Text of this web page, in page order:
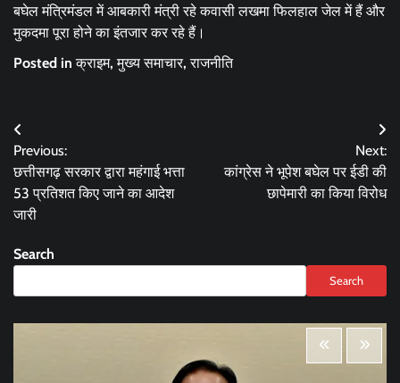
बघेल मंत्रिमंडल में आबकारी मंत्री रहे कवासी लखमा फिलहाल जेल में हैं और
मुकदमा पूरा होने का इंतजार कर रहे हैं।
Posted inक्राइम,मुख्य समाचार,राजनीति
Post
navigation
Previous:
छत्तीसगढ़ सरकार द्वारा महंगाई भत्ता
53 प्रतिशत किए जाने का आदेश
जारी
Next:
कांग्रेस ने भूपेश बघेल पर ईडी की
छापेमारी का किया विरोध
Search
Search